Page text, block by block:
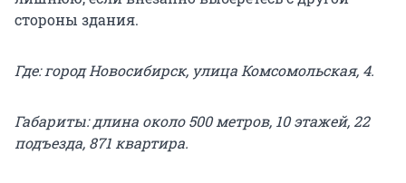
стороны здания.
Где: город Новосибирск, улица Комсомольская, 4.
Габариты: длина около 500 метров, 10 этажей, 22
подъезда, 871 квартира.